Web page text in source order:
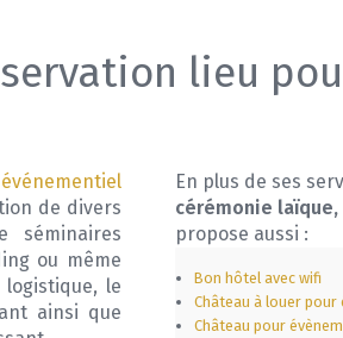
lieu
de divers
séminaires
ou même
le
ainsi que
En plus de ses
cérémonie
propose aussi :
Bon hôtel avec wifi
Château à louer pour
Château pour